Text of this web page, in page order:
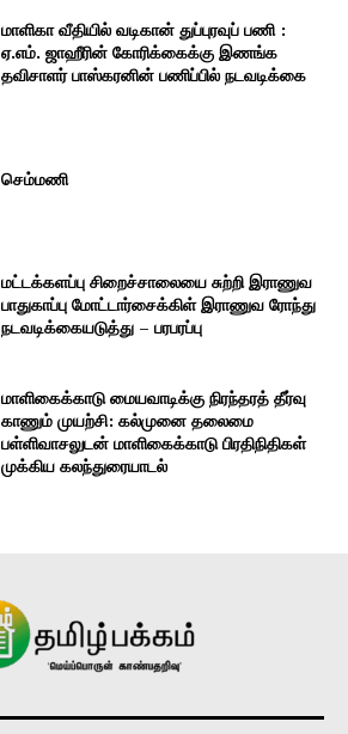
மாளிகா வீதியில் வடிகான் துப்புரவுப் பணி :
ஏ.எம். ஜாஹீரின் கோரிக்கைக்கு இணங்க
தவிசாளர் பாஸ்கரனின் பணிப்பில் நடவடிக்கை
செம்மணி
மட்டக்களப்பு சிறைச்சாலையை சுற்றி இராணுவ
பாதுகாப்பு மோட்டார்சைக்கிள் இராணுவ ரோந்து
நடவடிக்கையடுத்து – பரபரப்பு
மாளிகைக்காடு மையவாடிக்கு நிரந்தரத் தீர்வு
காணும் முயற்சி: கல்முனை தலைமை
பள்ளிவாசலுடன் மாளிகைக்காடு பிரதிநிதிகள்
முக்கிய கலந்துரையாடல்